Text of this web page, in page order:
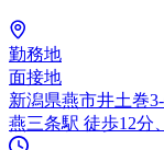
勤務地
面接地
新潟県燕市井土巻
燕三条駅 徒歩12分